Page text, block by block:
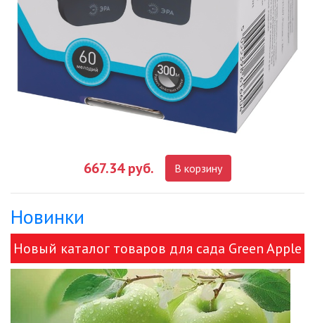
667.34 руб. В корзину
Новинки
Новый каталог товаров для сада Green Apple
и ЭРА!